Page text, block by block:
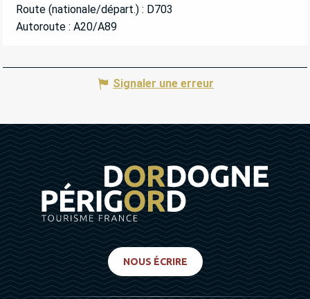
Route (nationale/départ.) : D703
Autoroute : A20/A89
Signaler une erreur
NOUS ÉCRIRE